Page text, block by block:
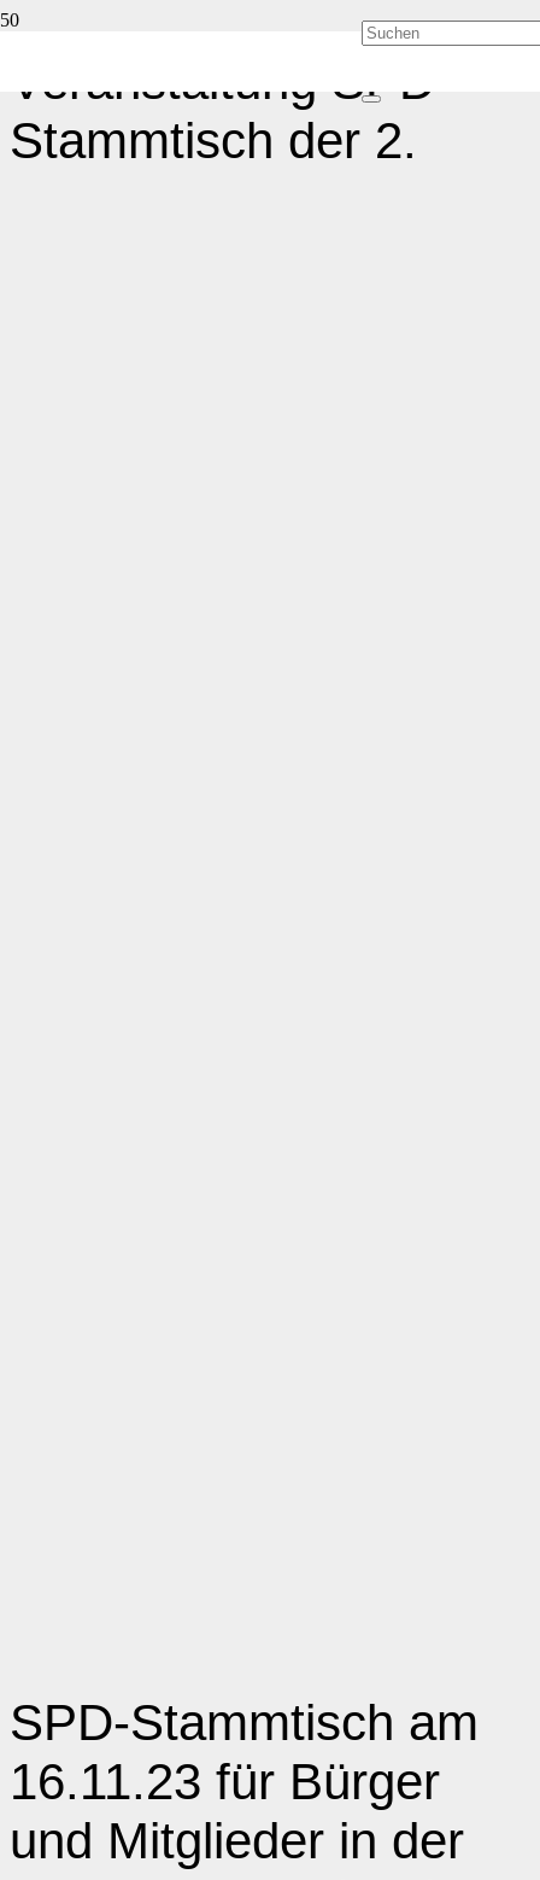
Veranstaltung SPD-
Stammtisch der 2.
SPD-Stammtisch am
16.11.23 für Bürger
und Mitglieder in der